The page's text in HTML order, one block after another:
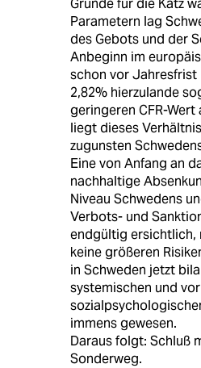
Grunde für die Katz
Parametern lag
des Gebots und der
Anbeginn im
schon vor
2,82% hierzulande
geringeren CFR-Wert
liegt dieses
zugunsten
Eine von Anfang an
nachhaltige
Niveau Schwedens
Verbots- und
endgültig ersichtlich,
keine größeren
in Schweden jetzt
systemischen und
immens gewesen.
Daraus folgt: Schluß
Sonderweg.